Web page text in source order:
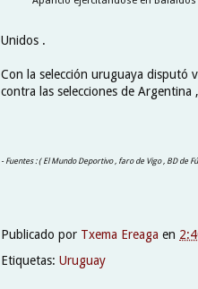
Unidos .
Con la selección uruguaya disputó
contra las selecciones de Argentina
- Fuentes : ( El Mundo Deportivo , faro de Vigo , BD de
Publicado por Txema Ereaga en
Etiquetas: Uruguay